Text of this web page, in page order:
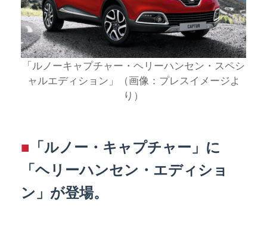
「ルノーキャプチャー・ヘリーハンセン・スペシ
ャルエディション」（画像：プレスイメージよ
り）
■ 「ルノー・キャプチャー」に
「ヘリーハンセン・エディショ
ン」が登場。